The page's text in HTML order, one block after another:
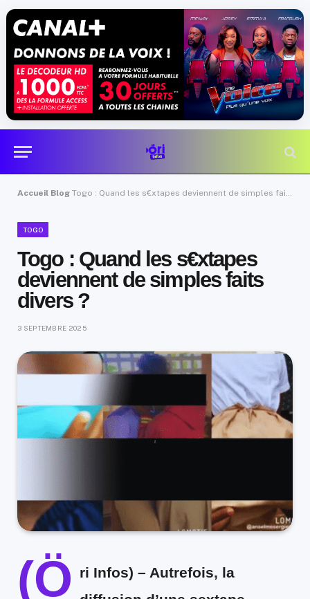
Accueil Blog Togo : Quand les s€xtapes deviennent de simples faits divers ?
TOGO
Togo : Quand les s€xtapes
deviennent de simples faits
divers ?
3 SEPTEMBRE 2025
(Ö ri Infos) – Autrefois, la